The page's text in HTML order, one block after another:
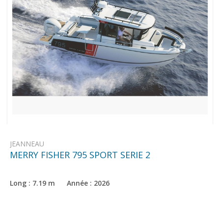
JEANNEAU
MERRY FISHER 795 SPORT SERIE 2
Long : 7.19 m Année : 2026